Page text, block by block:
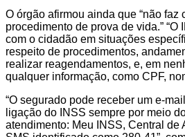
O órgão afirmou ainda que “não faz
procedimento de prova de vida.” “O
com o cidadão em situações
respeito de procedimentos,
realizar reagendamentos, e, em
qualquer informação, como CPF,
“O segurado pode receber um e-
ligação do INSS sempre por meio
atendimento: Meu INSS, Central de